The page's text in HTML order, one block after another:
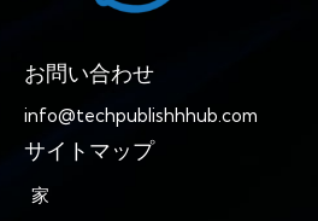
お問い合わせ
info@techpublishhhub.com
サイトマップ
家